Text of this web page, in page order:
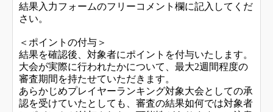
結果入力フォームのフリーコメント欄に記入してくだ
さい。
＜ポイントの付与＞
結果を確認後、対象者にポイントを付与いたします。
大会が実際に行われたかについて、最大2週間程度の
審査期間を持たせていただきます。
あらかじめプレイヤーランキング対象大会としての承
認を受けていたとしても、審査の結果如何では対象者